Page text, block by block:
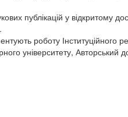
публікацій у відкритому
роботу Інституційного
університету, Авторський